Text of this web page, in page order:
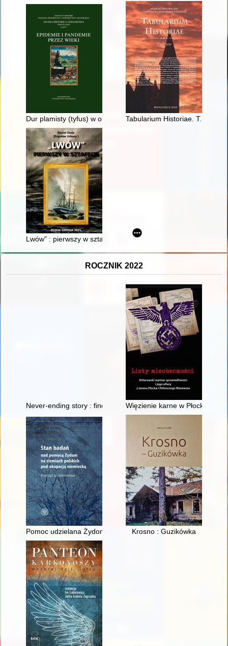
Dur plamisty (tyfus) w okupowanym Lwowie w latach 1941-
Tabularium Historiae. T. 7
Lwów" : pierwszy w sztafecie
ROCZNIK 2022
Never-ending story : finds of ancient coins from Kuyavia
Więzienie karne w Płocku
Pomoc udzielana Żydom i ich ratowanie w byłym
Krosno : Guzikówka